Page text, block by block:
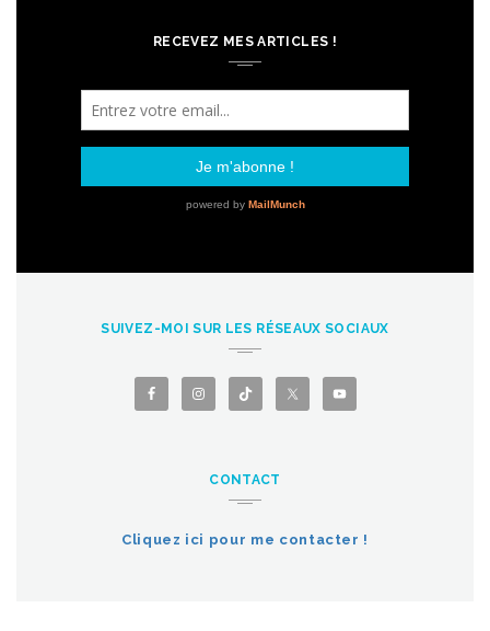
RECEVEZ MES ARTICLES !
SUIVEZ-MOI SUR LES RÉSEAUX SOCIAUX
CONTACT
Cliquez ici pour me contacter !